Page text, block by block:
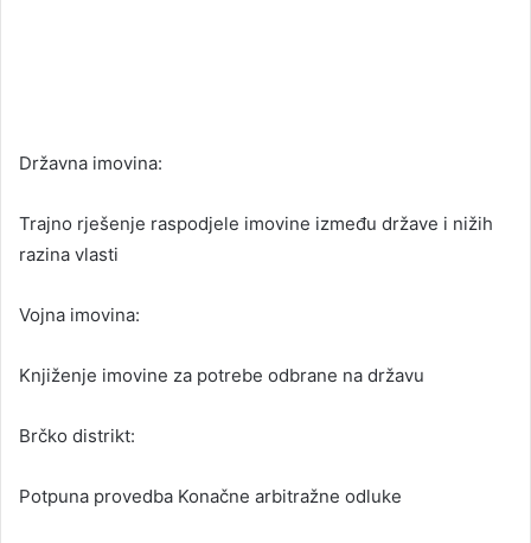
Državna imovina:
Trajno rješenje raspodjele imovine između države i nižih
razina vlasti
Vojna imovina:
Knjiženje imovine za potrebe odbrane na državu
Brčko distrikt:
Potpuna provedba Konačne arbitražne odluke